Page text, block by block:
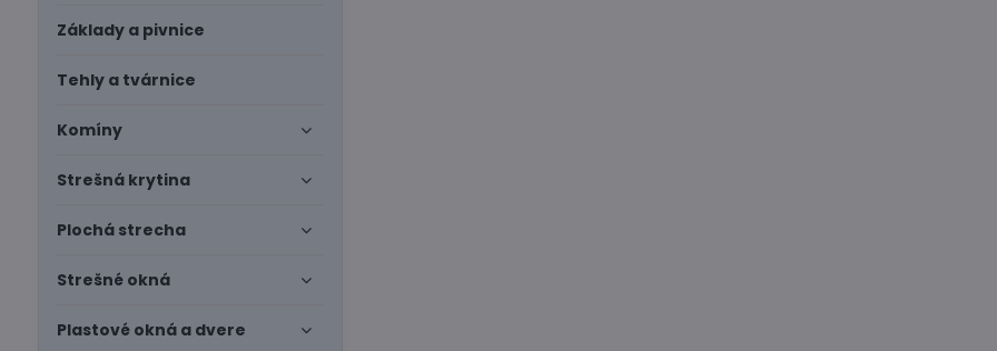
Základy a pivnice
Tehly a tvárnice
Komíny
Strešná krytina
Plochá strecha
Strešné okná
Plastové okná a dvere